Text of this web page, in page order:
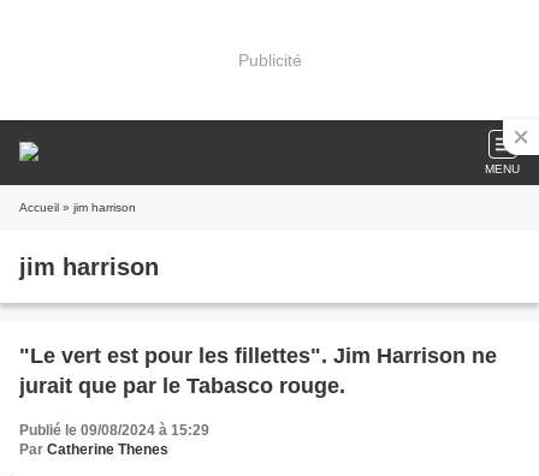
Publicité
MENU
Accueil » jim harrison
jim harrison
"Le vert est pour les fillettes". Jim Harrison ne
jurait que par le Tabasco rouge.
Publié le 09/08/2024 à 15:29
Par Catherine Thenes